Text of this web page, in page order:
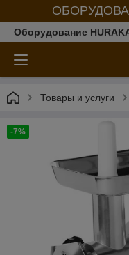
Оборудование
Товары и услуги
-7%